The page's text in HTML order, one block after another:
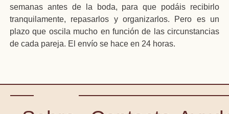
semanas antes de la boda, para que podáis recibirlo
tranquilamente, repasarlos y organizarlos. Pero es un
plazo que oscila mucho en función de las circunstancias
de cada pareja. El envío se hace en 24 horas.